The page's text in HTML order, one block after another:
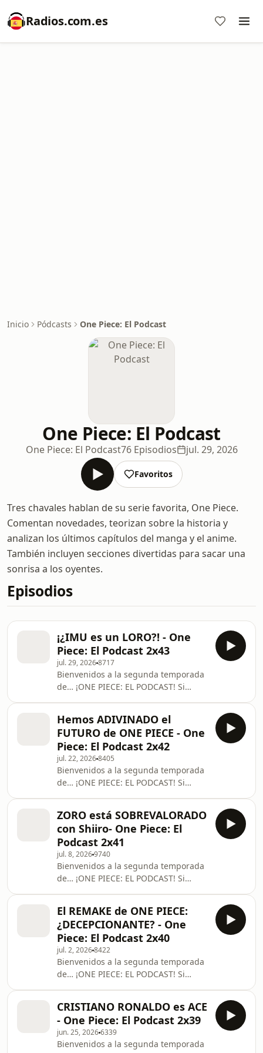
Radios.com.es
Inicio Pódcasts One Piece: El Podcast
One Piece: El Podcast
One Piece: El Podcast76 Episodios jul. 29, 2026
Favoritos
Tres chavales hablan de su serie favorita, One Piece.
Comentan novedades, teorizan sobre la historia y
analizan los últimos capítulos del manga y el anime.
También incluyen secciones divertidas para sacar una
sonrisa a los oyentes.
Episodios
¡¿IMU es un LORO?! - One
Piece: El Podcast 2x43
jul. 29, 20268717
Bienvenidos a la segunda temporada
de… ¡ONE PIECE: EL PODCAST! Si
⁠⁠⁠⁠⁠⁠⁠⁠⁠⁠⁠⁠⁠⁠⁠⁠⁠⁠⁠⁠⁠⁠⁠⁠⁠⁠⁠⁠⁠⁠⁠⁠⁠⁠⁠⁠⁠⁠⁠⁠⁠⁠⁠⁠⁠⁠⁠⁠⁠www.patreon.com/opeelpodcast⁠⁠⁠⁠⁠⁠⁠⁠⁠⁠⁠⁠⁠⁠⁠⁠⁠⁠⁠⁠⁠⁠⁠⁠⁠⁠⁠⁠⁠⁠⁠⁠⁠⁠⁠⁠⁠⁠⁠⁠⁠⁠⁠⁠⁠⁠⁠⁠⁠ 🟨
FrigoAdri:
⁠⁠⁠⁠⁠⁠⁠⁠⁠⁠⁠⁠⁠⁠⁠⁠⁠⁠⁠⁠⁠⁠⁠⁠⁠⁠⁠⁠⁠⁠⁠⁠⁠⁠⁠⁠⁠⁠⁠⁠⁠⁠⁠⁠⁠⁠⁠⁠⁠www.instagram.com/frigoadri⁠⁠⁠⁠⁠⁠⁠⁠⁠⁠⁠⁠⁠⁠⁠⁠⁠⁠⁠⁠⁠⁠⁠⁠⁠⁠⁠⁠⁠⁠⁠⁠⁠⁠⁠⁠⁠⁠⁠⁠⁠⁠⁠⁠⁠⁠⁠
Hemos ADIVINADO el
FUTURO de ONE PIECE - One
Piece: El Podcast 2x42
jul. 22, 20268405
Bienvenidos a la segunda temporada
de… ¡ONE PIECE: EL PODCAST! Si
nosotros a Japón!
https://sayoraviajes.com/viajes/onepiece/
💵 PATREON:
⁠⁠⁠⁠⁠⁠⁠⁠⁠⁠⁠⁠⁠⁠⁠⁠⁠⁠⁠⁠⁠⁠⁠⁠⁠⁠⁠⁠⁠⁠⁠⁠⁠⁠⁠⁠⁠⁠⁠⁠⁠⁠⁠⁠⁠⁠⁠⁠www.patreon.com/opeelpodcast⁠⁠⁠⁠⁠⁠⁠⁠⁠⁠⁠⁠⁠⁠⁠⁠⁠⁠⁠⁠⁠⁠⁠⁠⁠⁠⁠⁠⁠⁠⁠⁠⁠⁠⁠⁠⁠⁠⁠⁠⁠⁠⁠⁠⁠⁠⁠⁠ 🟨
FrigoAdri: ⁠⁠⁠⁠⁠⁠⁠⁠⁠⁠⁠⁠⁠⁠⁠⁠⁠⁠⁠⁠⁠⁠⁠⁠⁠⁠⁠⁠⁠⁠⁠⁠⁠⁠⁠⁠⁠⁠⁠⁠⁠⁠⁠⁠⁠⁠⁠⁠www.
ZORO está SOBREVALORADO
con Shiiro- One Piece: El
Podcast 2x41
jul. 8, 20269740
Bienvenidos a la segunda temporada
de… ¡ONE PIECE: EL PODCAST! Si
⁠⁠⁠⁠⁠⁠⁠⁠⁠⁠⁠⁠⁠⁠⁠⁠⁠⁠⁠⁠⁠⁠⁠⁠⁠⁠⁠⁠⁠⁠⁠⁠⁠⁠⁠⁠⁠⁠⁠⁠⁠⁠⁠⁠⁠⁠⁠www.patreon.com/opeelpodcast⁠⁠⁠⁠⁠⁠⁠⁠⁠⁠⁠⁠⁠⁠⁠⁠⁠⁠⁠⁠⁠⁠⁠⁠⁠⁠⁠⁠⁠⁠⁠⁠⁠⁠⁠⁠⁠⁠⁠⁠⁠⁠⁠⁠⁠⁠⁠ 🟨
FrigoAdri:
⁠⁠⁠⁠⁠⁠⁠⁠⁠⁠⁠⁠⁠⁠⁠⁠⁠⁠⁠⁠⁠⁠⁠⁠⁠⁠⁠⁠⁠⁠⁠⁠⁠⁠⁠⁠⁠⁠⁠⁠⁠⁠⁠⁠⁠⁠⁠www.instagram.com/frigoadri⁠⁠⁠⁠⁠⁠⁠⁠⁠⁠⁠⁠⁠⁠⁠⁠⁠⁠⁠⁠⁠⁠⁠⁠⁠⁠⁠⁠⁠⁠⁠⁠⁠⁠⁠⁠⁠⁠⁠⁠⁠⁠⁠⁠⁠⁠⁠ 🟪 Seki
El REMAKE de ONE PIECE:
¿DECEPCIONANTE? - One
Piece: El Podcast 2x40
jul. 2, 20268422
Bienvenidos a la segunda temporada
de… ¡ONE PIECE: EL PODCAST! Si
⁠⁠⁠⁠⁠⁠⁠⁠⁠⁠⁠⁠⁠⁠⁠⁠⁠⁠⁠⁠⁠⁠⁠⁠⁠⁠⁠⁠⁠⁠⁠⁠⁠⁠⁠⁠⁠⁠⁠⁠⁠⁠⁠⁠⁠⁠www.patreon.com/opeelpodcast⁠⁠⁠⁠⁠⁠⁠⁠⁠⁠⁠⁠⁠⁠⁠⁠⁠⁠⁠⁠⁠⁠⁠⁠⁠⁠⁠⁠⁠⁠⁠⁠⁠⁠⁠⁠⁠⁠⁠⁠⁠⁠⁠⁠⁠⁠ 🟨
FrigoAdri:
⁠⁠⁠⁠⁠⁠⁠⁠⁠⁠⁠⁠⁠⁠⁠⁠⁠⁠⁠⁠⁠⁠⁠⁠⁠⁠⁠⁠⁠⁠⁠⁠⁠⁠⁠⁠⁠⁠⁠⁠⁠⁠⁠⁠⁠⁠www.instagram.com/frigoadri⁠⁠⁠⁠⁠⁠⁠⁠⁠⁠⁠⁠⁠⁠⁠⁠⁠⁠⁠⁠⁠⁠⁠⁠⁠⁠⁠⁠⁠⁠⁠⁠⁠⁠⁠⁠⁠⁠⁠⁠⁠⁠⁠⁠⁠⁠ 🟪
Sekiam:
CRISTIANO RONALDO es ACE
- One Piece: El Podcast 2x39
jun. 25, 20266339
Bienvenidos a la segunda temporada